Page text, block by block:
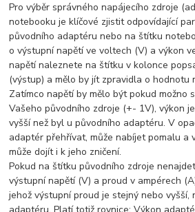
Pro výběr správného napájecího zdroje
notebooku je klíčové zjistit odpovídající
původního adaptéru nebo na štítku
o výstupní napětí ve voltech (V) a výkon
napětí naleznete na štítku v kolonce
(výstup) a mělo by jít zpravidla o hodnotu
Zatímco napětí by mělo být pokud možno
Vašeho původního zdroje (+- 1V), výkon
vyšší než byl u původního adaptéru. V
adaptér přehřívat, může nabíjet pomalu a
může dojít i k jeho zničení.
Pokud na štítku původního zdroje
výstupní napětí (V) a proud v ampérech
jehož výstupní proud je stejný nebo vyšší,